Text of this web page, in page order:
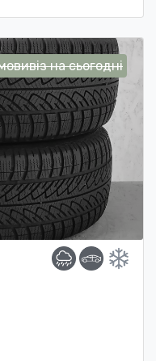
на сьогодні